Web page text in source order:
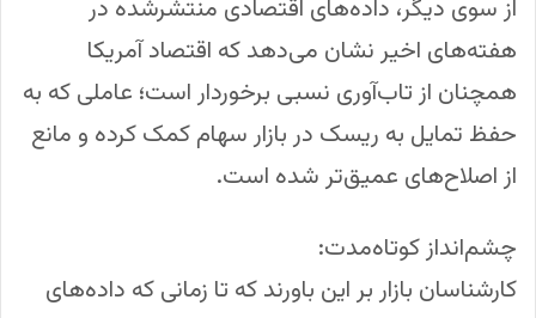
از سوی دیگر، داده‌های اقتصادی منتشرشده در
هفته‌های اخیر نشان می‌دهد که اقتصاد آمریکا
همچنان از تاب‌آوری نسبی برخوردار است؛ عاملی که به
حفظ تمایل به ریسک در بازار سهام کمک کرده و مانع
از اصلاح‌های عمیق‌تر شده است.
چشم‌انداز کوتاه‌مدت:
کارشناسان بازار بر این باورند که تا زمانی که داده‌های